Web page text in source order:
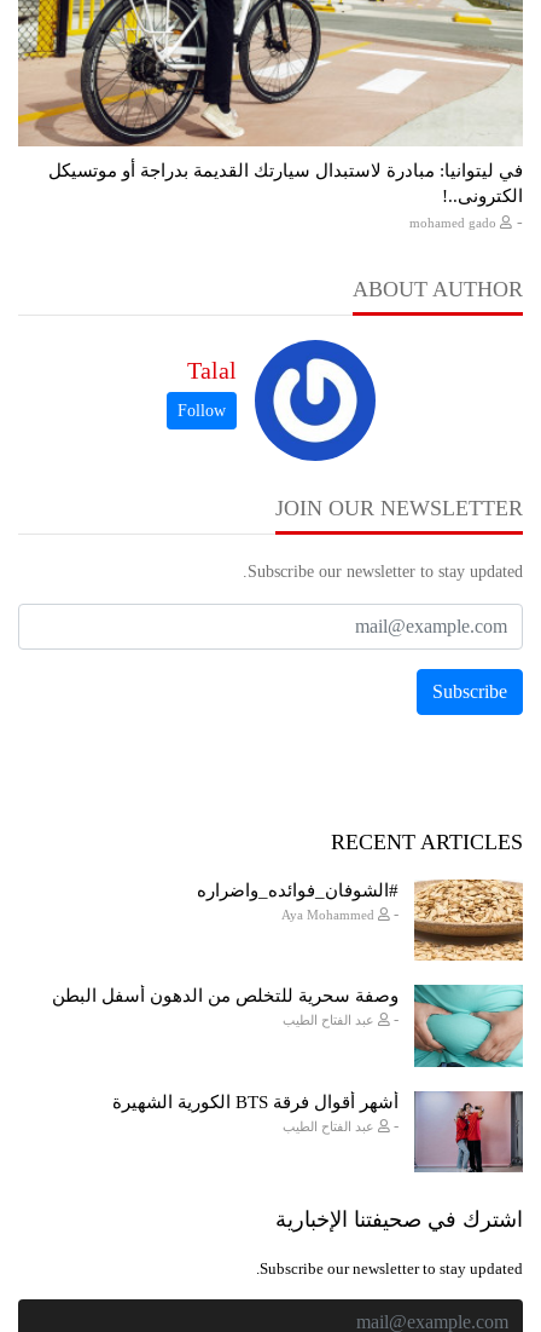
في ليتوانيا: مبادرة لاستبدال سيارتك القديمة بدراجة أو موتسيكل
الكترونى..!
-
ABOUT AUTHOR
Talal
JOIN OUR NEWSLETTER
Subscribe our newsletter to stay updated.
RECENT ARTICLES
#الشوفان_فوائده_واضراره
-
وصفة سحرية للتخلص من الدهون أسفل البطن
- عبد الفتاح الطيب
أشهر أقوال فرقة BTS الكورية الشهيرة
- عبد الفتاح الطيب
اشترك في صحيفتنا الإخبارية
Subscribe our newsletter to stay updated.